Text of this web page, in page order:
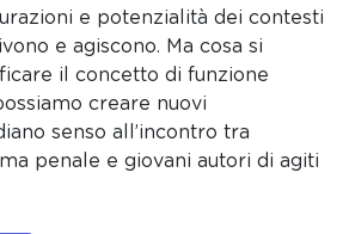
e potenzialità dei contesti
e agiscono. Ma cosa si
il concetto di funzione
creare nuovi
senso all’incontro tra
penale e giovani autori di agiti